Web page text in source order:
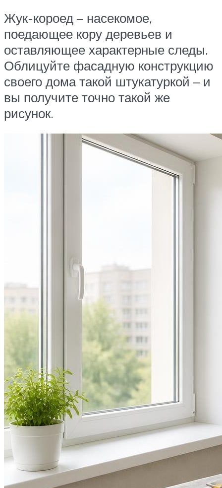
Жук-короед – насекомое,
поедающее кору деревьев и
оставляющее характерные следы.
Облицуйте фасадную конструкцию
своего дома такой штукатуркой – и
вы получите точно такой же
рисунок.